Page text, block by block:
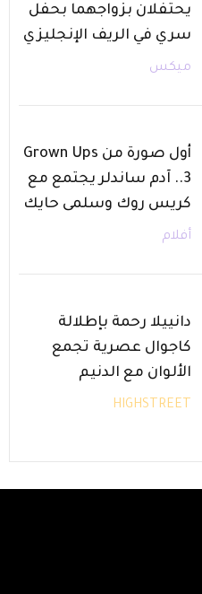
يحتفلان بزواجهما بحفل
سري في الريف الإنجليزي
ميكس
أول صورة من Grown Ups
3.. آدم ساندلر يجتمع مع
كريس روك وسلمى حايك
أفلام
دانييلا رحمة بإطلالة
كاجوال عصرية تجمع
الألوان مع الدنيم
HIGHSTREET